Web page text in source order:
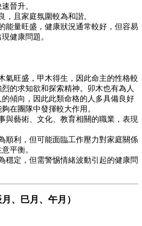
晉升。
，且家庭氛圍較為和諧。
能量旺盛，健康狀況通常較好，但容易
健康問題。
氣旺盛，甲木得生，因此命主的性格較
的求知欲和探索精神。卯木也有為人
傾向，因此此類命格的人多具備良好
在團隊中發揮較大作用。
與藝術、文化、教育相關的職業，表現
順利，但可能面臨工作壓力對家庭關係
平衡。
穩定，但需警惕情緒波動引起的健康問
、巳月、午月）